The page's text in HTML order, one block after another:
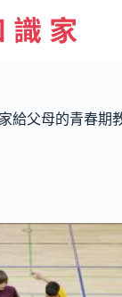
給父母的青春期